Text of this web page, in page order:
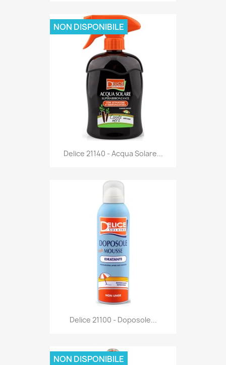
Anteprima
Delice 21140 - Acqua Solare...
NON DISPONIBILE
Anteprima
Delice 21100 - Doposole...
NON DISPONIBILE